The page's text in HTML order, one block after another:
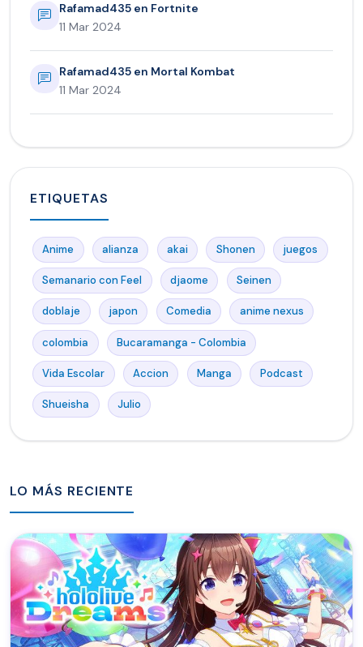
LO MÁS RECIENTE
Rafamad435 en Fortnite
11 Mar 2024
Rafamad435 en Mortal Kombat
11 Mar 2024
ETIQUETAS
Anime alianza akai Shonen juegos
Semanario con Feel djaome Seinen
doblaje japon Comedia anime nexus
colombia Bucaramanga - Colombia
Vida Escolar Accion Manga Podcast
Shueisha Julio